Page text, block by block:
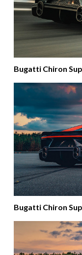
Bugatti Chiron
Bugatti Chiron